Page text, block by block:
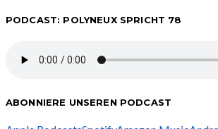
PODCAST: POLYNEUX SPRICHT 78
ABONNIERE UNSEREN PODCAST